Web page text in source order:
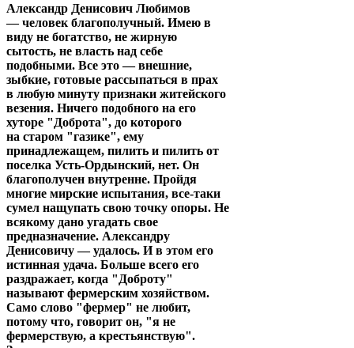
Александр Денисович Любимов
— человек благополучный. Имею в
виду не богатство, не жирную
сытость, не власть над себе
подобными. Все это — внешние,
зыбкие, готовые рассыпаться в прах
в любую минуту признаки житейского
везения. Ничего подобного на его
хуторе "Доброта", до которого
на старом "газике", ему
принадлежащем, пилить и пилить от
поселка Усть-Ордынский, нет. Он
благополучен внутренне. Пройдя
многие мирские испытания, все-таки
сумел нащупать свою точку опоры. Не
всякому дано угадать свое
предназначение. Александру
Денисовичу — удалось. И в этом его
истинная удача. Больше всего его
раздражает, когда "Доброту"
называют фермерским хозяйством.
Само слово "фермер" не любит,
потому что, говорит он, "я не
фермерствую, а крестьянствую".